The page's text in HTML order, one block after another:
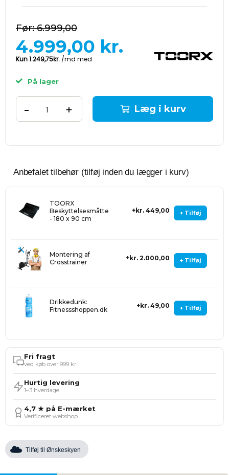
6.999,00
4.999,00 kr.
På lager
+
- Læg i kurv
Anbefalet tilbehør (tilføj inden du lægger i kurv)
+ Tilføj
TOORX
Beskyttelsesmåtte
- 180 x 90 cm
kr. 449,00
+ Tilføj
Montering af
Crosstrainer
kr. 2.000,00
+ Tilføj
Drikkedunk:
Fitnessshoppen.dk
kr. 49,00
Fri fragt
ved køb over 999 kr.
Hurtig levering
1–3 hverdage
4,7 ★ på E-mærket
Verificeret webshop
Tilføj til Ønskeskyen